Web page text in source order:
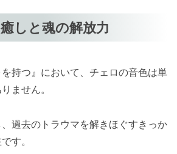
しと魂の解放力
を持つ』において、チェロの音色は単
ません。
過去のトラウマを解きほぐすきっか
す。